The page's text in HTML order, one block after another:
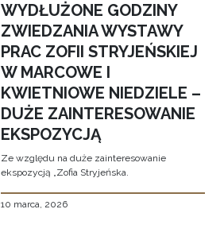
WYDŁUŻONE GODZINY
ZWIEDZANIA WYSTAWY
PRAC ZOFII STRYJEŃSKIEJ
W MARCOWE I
KWIETNIOWE NIEDZIELE –
DUŻE ZAINTERESOWANIE
EKSPOZYCJĄ
Ze względu na duże zainteresowanie
ekspozycją „Zofia Stryjeńska.
10 marca, 2026